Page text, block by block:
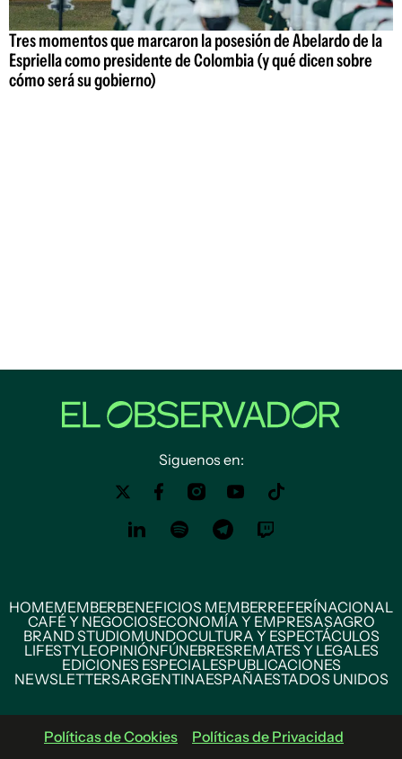
Tres momentos que marcaron la posesión de Abelardo de la
Espriella como presidente de Colombia (y qué dicen sobre
cómo será su gobierno)
Siguenos en:
HOMEMEMBERBENEFICIOS MEMBERREFERÍNACIONAL
CAFÉ Y NEGOCIOSECONOMÍA Y EMPRESASAGRO
BRAND STUDIOMUNDOCULTURA Y ESPECTÁCULOS
LIFESTYLEOPINIÓNFÚNEBRESREMATES Y LEGALES
EDICIONES ESPECIALESPUBLICACIONES
NEWSLETTERSARGENTINAESPAÑAESTADOS UNIDOS
Políticas de Cookies
Políticas de Privacidad